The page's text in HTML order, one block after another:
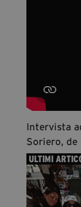
Intervista
Soriero,
ULTIMI